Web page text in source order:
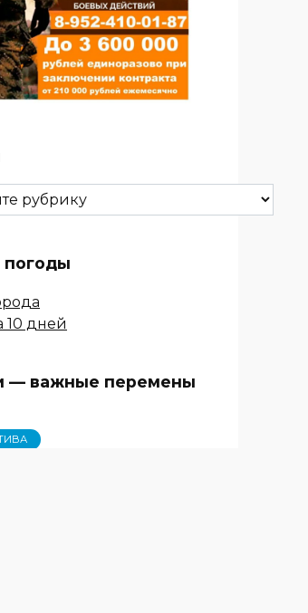
погоды
10 дней
— важные перемены